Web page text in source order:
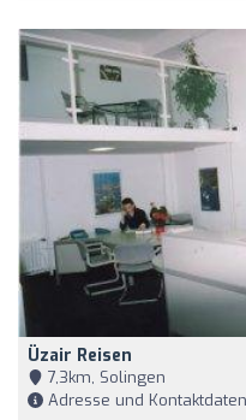
Üzair Reisen
7,3km, Solingen
Adresse und